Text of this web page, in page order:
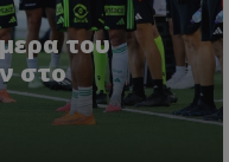
του
στο